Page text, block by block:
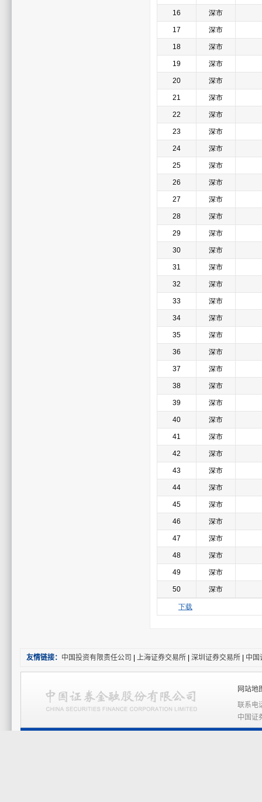
友情链接： 中国投资有限责任公司 上海证券交易所 深圳证券交易所 中国
网站地
联系电
中国证